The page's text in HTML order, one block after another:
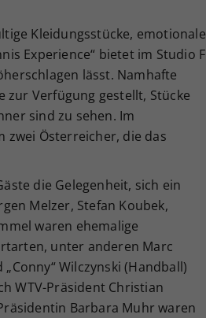
Kleidungsstücke, emotionale
Experience“ bietet im Studio F
lässt. Namhafte
zur Verfügung gestellt, Stücke
sind zu sehen. Im
zwei Österreicher, die das
die Gelegenheit, sich ein
Melzer, Stefan Koubek,
waren ehemalige
unter anderen Marc
Wilczynski (Handball)
WTV-Präsident Christian
Barbara Muhr waren